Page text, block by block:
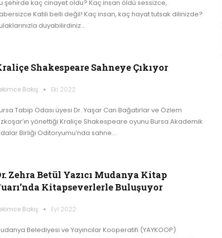
şehirde kaç cinayet oldu? Kaç insan öldü sessizce,
Katili belli değil! Kaç insan, kaç hayat tutsak dilinizde?
duyabilirdiniz…
Shakespeare Sahneye Çıkıyor
Bakış Eki 2022
Tabip Odası üyesi Dr. Yaşar Can Bağatırlar ve Özlem
yönettiği Kraliçe Shakespeare oyunu Bursa Akademik
Birliği Oditoryumu’nda sahne…
Zehra Betül Yazıcı Mudanya Kitap
Kitapseverlerle Buluşuyor
Bakış Eyl 2022
Belediyesi ve Yayıncılar Kooperatifi (YAYKOOP)